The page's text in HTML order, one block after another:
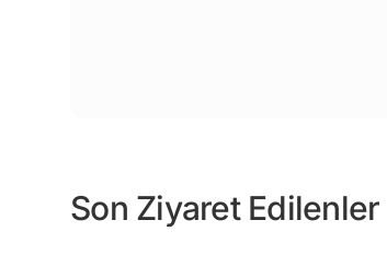
Son Ziyaret Edilenler